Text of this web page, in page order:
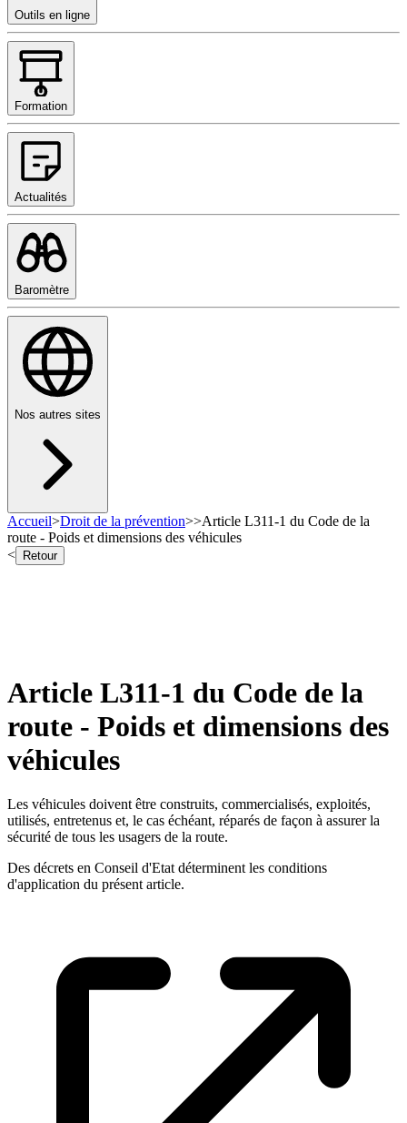
Outils en ligne
Formation
Actualités
Baromètre
Nos autres sites
Accueil>Droit de la prévention>>Article L311-1 du Code de la
route - Poids et dimensions des véhicules
<
Retour
Article L311-1 du Code de la
route - Poids et dimensions des
véhicules
Les véhicules doivent être construits, commercialisés, exploités,
utilisés, entretenus et, le cas échéant, réparés de façon à assurer la
sécurité de tous les usagers de la route.
Des décrets en Conseil d'Etat déterminent les conditions
d'application du présent article.